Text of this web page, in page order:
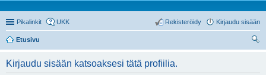
Pikalinkit UKK Kirjaudu sisään
Rekisteröidy
Etusivu
Kirjaudu sisään katsoaksesi tätä profiilia.